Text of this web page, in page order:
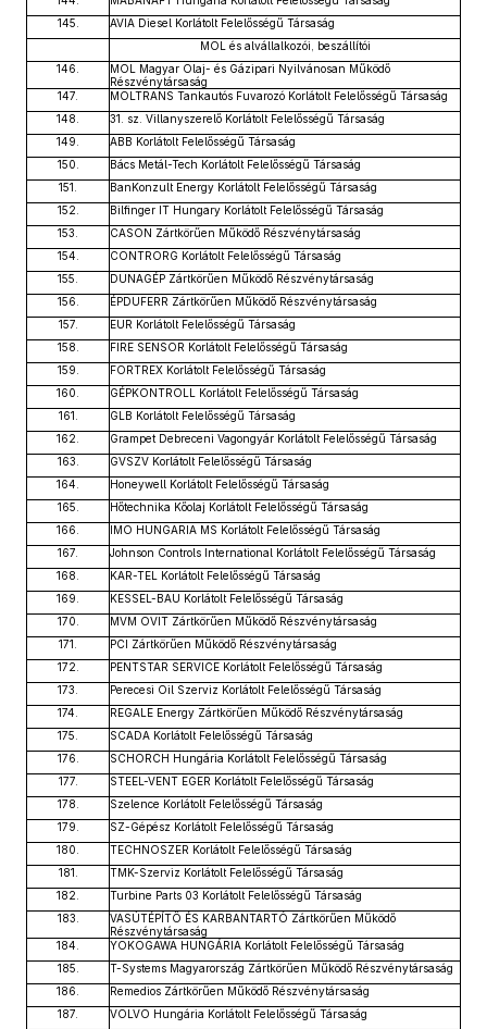
145.
AVIA Diesel Korlátolt Felelősségű Társaság
MOL és alvállalkozói, beszállítói
146.
MOL Magyar Olaj- és Gázipari Nyilvánosan Működő
Részvénytársaság
147.
MOLTRANS Tankautós Fuvarozó Korlátolt Felelősségű Társaság
148.
31. sz. Villanyszerelő Korlátolt Felelősségű Társaság
149.
ABB Korlátolt Felelősségű Társaság
150.
Bács Metál-Tech Korlátolt Felelősségű Társaság
151.
BanKonzult Energy Korlátolt Felelősségű Társaság
152.
Bilfinger IT Hungary Korlátolt Felelősségű Társaság
153.
CASON Zártkörűen Működő Részvénytársaság
154.
CONTRORG Korlátolt Felelősségű Társaság
155.
DUNAGÉP Zártkörűen Működő Részvénytársaság
156.
ÉPDUFERR Zártkörűen Működő Részvénytársaság
157.
EUR Korlátolt Felelősségű Társaság
158.
FIRE SENSOR Korlátolt Felelősségű Társaság
159.
FORTREX Korlátolt Felelősségű Társaság
160.
GÉPKONTROLL Korlátolt Felelősségű Társaság
161.
GLB Korlátolt Felelősségű Társaság
162.
Grampet Debreceni Vagongyár Korlátolt Felelősségű Társaság
163.
GVSZV Korlátolt Felelősségű Társaság
164.
Honeywell Korlátolt Felelősségű Társaság
165.
Hőtechnika Kőolaj Korlátolt Felelősségű Társaság
166.
IMO HUNGARIA MS Korlátolt Felelősségű Társaság
167.
Johnson Controls International Korlátolt Felelősségű Társaság
168.
KAR-TEL Korlátolt Felelősségű Társaság
169.
KESSEL-BAU Korlátolt Felelősségű Társaság
170.
MVM OVIT Zártkörűen Működő Részvénytársaság
171.
PCI Zártkörűen Működő Részvénytársaság
172.
PENTSTAR SERVICE Korlátolt Felelősségű Társaság
173.
Perecesi Oil Szerviz Korlátolt Felelősségű Társaság
174.
REGALE Energy Zártkörűen Működő Részvénytársaság
175.
SCADA Korlátolt Felelősségű Társaság
176.
SCHORCH Hungária Korlátolt Felelősségű Társaság
177.
STEEL-VENT EGER Korlátolt Felelősségű Társaság
178.
Szelence Korlátolt Felelősségű Társaság
179.
SZ-Gépész Korlátolt Felelősségű Társaság
180.
TECHNOSZER Korlátolt Felelősségű Társaság
181.
TMK-Szerviz Korlátolt Felelősségű Társaság
182.
Turbine Parts 03 Korlátolt Felelősségű Társaság
183.
VASÚTÉPÍTŐ ÉS KARBANTARTÓ Zártkörűen Működő
Részvénytársaság
184.
YOKOGAWA HUNGÁRIA Korlátolt Felelősségű Társaság
185.
T-Systems Magyarország Zártkörűen Működő Részvénytársaság
186.
Remedios Zártkörűen Működő Részvénytársaság
187.
VOLVO Hungária Korlátolt Felelősségű Társaság